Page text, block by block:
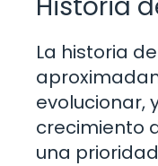
La historia
evolucionar,
crecimiento
una